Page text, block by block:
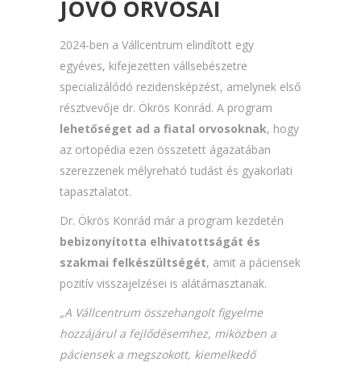
JÖVŐ ORVOSAI
2024-ben a Vállcentrum elindított egy
egyéves, kifejezetten vállsebészetre
specializálódó rezidensképzést, amelynek első
résztvevője dr. Ökrös Konrád. A program
lehetőséget ad a fiatal orvosoknak, hogy
az ortopédia ezen összetett ágazatában
szerezzenek mélyreható tudást és gyakorlati
tapasztalatot.
Dr. Ökrös Konrád már a program kezdetén
bebizonyította elhivatottságát és
szakmai felkészültségét, amit a páciensek
pozitív visszajelzései is alátámasztanak.
„A Vállcentrum összehangolt figyelme
hozzájárul a fejlődésemhez, miközben a
páciensek a megszokott, kiemelkedő